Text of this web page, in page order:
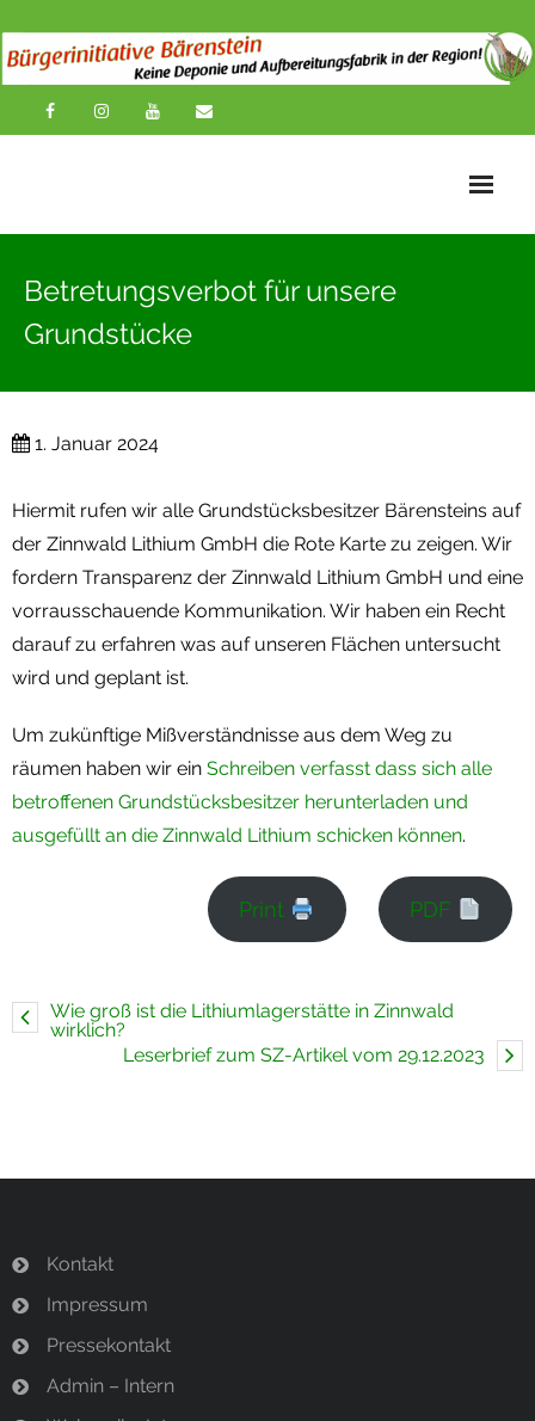
Impressionen
Termine
Betretungsverbot für unsere
Grundstücke
1. Januar 2024
Hiermit rufen wir alle Grundstücksbesitzer Bärensteins auf
der Zinnwald Lithium GmbH die Rote Karte zu zeigen. Wir
fordern Transparenz der Zinnwald Lithium GmbH und eine
vorrausschauende Kommunikation. Wir haben ein Recht
darauf zu erfahren was auf unseren Flächen untersucht
wird und geplant ist.
Um zukünftige Mißverständnisse aus dem Weg zu
räumen haben wir ein Schreiben verfasst dass sich alle
betroffenen Grundstücksbesitzer herunterladen und
ausgefüllt an die Zinnwald Lithium schicken können.
Print PDF
Wie groß ist die Lithiumlagerstätte in Zinnwald
wirklich?
Leserbrief zum SZ-Artikel vom 29.12.2023
Kontakt
Impressum
Pressekontakt
Admin – Intern